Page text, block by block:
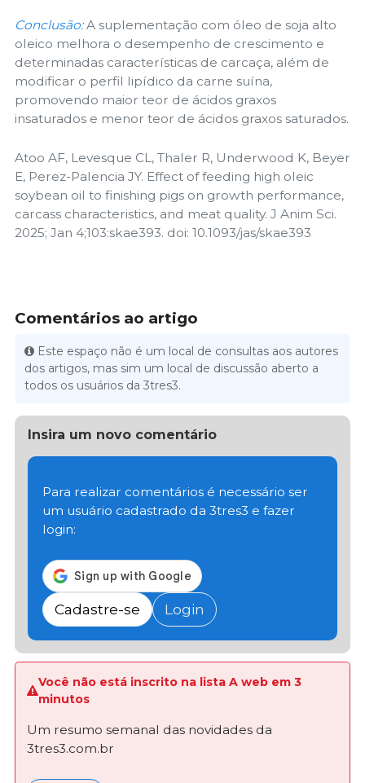
Conclusão:A suplementação com óleo de soja alto
oleico melhora o desempenho de crescimento e
determinadas características de carcaça, além de
modificar o perfil lipídico da carne suína,
promovendo maior teor de ácidos graxos
insaturados e menor teor de ácidos graxos saturados.
Atoo AF, Levesque CL, Thaler R, Underwood K, Beyer
E, Perez-Palencia JY. Effect of feeding high oleic
soybean oil to finishing pigs on growth performance,
carcass characteristics, and meat quality. J Anim Sci.
2025; Jan 4;103:skae393. doi: 10.1093/jas/skae393
Comentários ao artigo
Este espaço não é um local de consultas aos autores
dos artigos, mas sim um local de discussão aberto a
todos os usuários da 3tres3.
Insira um novo comentário
Para realizar comentários é necessário ser
um usuário cadastrado da 3tres3 e fazer
login:
Cadastre-se Login
Você não está inscrito na lista A web em 3
minutos
Um resumo semanal das novidades da
3tres3.com.br